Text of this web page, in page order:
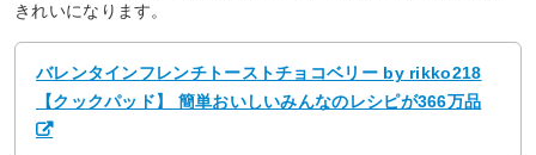
きれいになります。
バレンタインフレンチトーストチョコベリー by rikko218
【クックパッド】 簡単おいしいみんなのレシピが366万品